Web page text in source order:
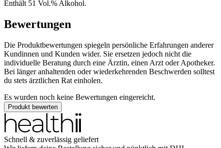
Enthält 51 Vol.% Alkohol.
Bewertungen
Die Produktbewertungen spiegeln persönliche Erfahrungen anderer
Kundinnen und Kunden wider. Sie ersetzen jedoch nicht die
individuelle Beratung durch eine Ärztin, einen Arzt oder Apotheker.
Bei länger anhaltenden oder wiederkehrenden Beschwerden solltest
du stets ärztlichen Rat einholen.
Es wurden noch keine Bewertungen eingereicht.
Produkt bewerten
Schnell & zuverlässig geliefert